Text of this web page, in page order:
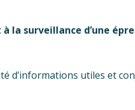
la surveillance d’une
d’informations utiles et